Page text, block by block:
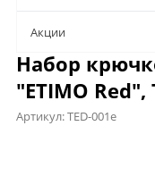
Aкции
Набор
"ETIMO Red",
Артикул:TED-001e